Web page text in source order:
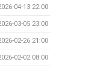
04-13 22:00
03-05 23:00
02-26 21:00
02-02 08:00